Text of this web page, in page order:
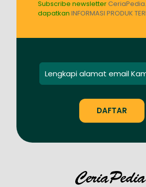
Subscribe newsletter
dapatkan INFORMASI PRODUK